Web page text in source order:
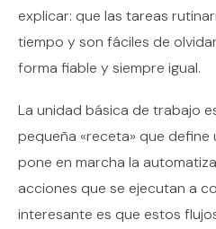
explicar: que las tareas
tiempo y son fáciles de
forma fiable y siempre igual.
La unidad básica de trabajo
pequeña «receta» que
pone en marcha la
acciones que se ejecutan a
interesante es que estos